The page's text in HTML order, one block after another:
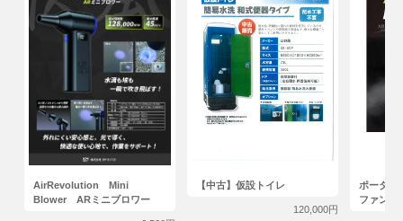
AirRevolution Mini
Blower ARミニブロワー
【中古】仮設トイレ
120,000円
ポータブ
ファン